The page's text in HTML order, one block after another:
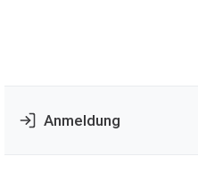
Anmeldung